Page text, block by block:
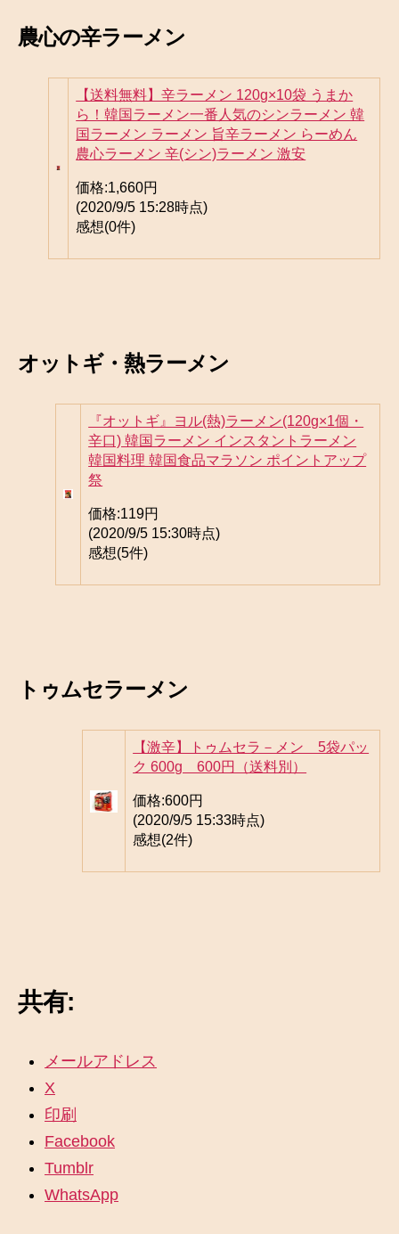
農心の辛ラーメン
【送料無料】辛ラーメン 120g×10袋 うまか
ら！韓国ラーメン一番人気のシンラーメン 韓
国ラーメン ラーメン 旨辛ラーメン らーめん
農心ラーメン 辛(シン)ラーメン 激安
価格:1,660円
(2020/9/5 15:28時点)
感想(0件)
オットギ・熱ラーメン
『オットギ』ヨル(熱)ラーメン(120g×1個・
辛口) 韓国ラーメン インスタントラーメン
韓国料理 韓国食品マラソン ポイントアップ
祭
価格:119円
(2020/9/5 15:30時点)
感想(5件)
トゥムセラーメン
【激辛】トゥムセラ－メン 5袋パッ
ク 600g 600円（送料別）
価格:600円
(2020/9/5 15:33時点)
感想(2件)
共有:
メールアドレス
X
印刷
Facebook
Tumblr
WhatsApp